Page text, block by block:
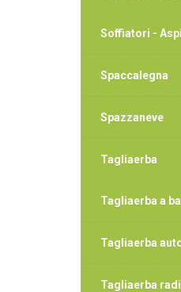
Soffiatori -
Spaccalegna
Spazzaneve
Tagliaerba
Tagliaerba a
Tagliaerba
Tagliaerba